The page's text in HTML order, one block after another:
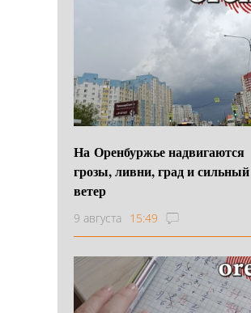
На Оренбуржье надвигаются
грозы, ливни, град и сильный
ветер
9 августа 15:49